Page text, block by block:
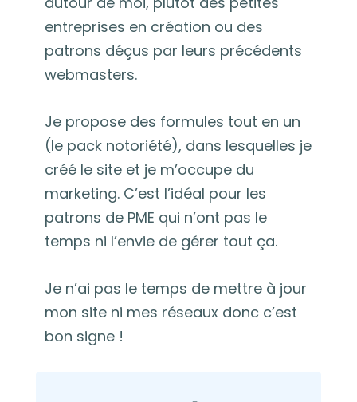
entreprises en création ou des
patrons déçus par leurs précédents
webmasters.
Je propose des formules tout en un
(le pack notoriété), dans lesquelles je
créé le site et je m’occupe du
marketing. C’est l’idéal pour les
patrons de PME qui n’ont pas le
temps ni l’envie de gérer tout ça.
Je n’ai pas le temps de mettre à jour
mon site ni mes réseaux donc c’est
bon signe !